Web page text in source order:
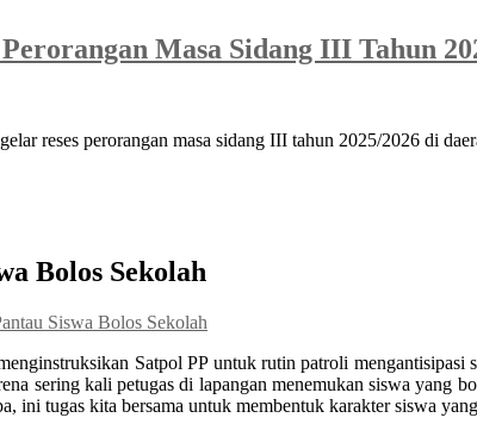
Masa Sidang III Tahun
reses perorangan masa sidang III tahun 2025/2026 di
Bolos Sekolah
Siswa Bolos Sekolah
Satpol PP untuk rutin patroli mengantisipasi
sering kali petugas di lapangan menemukan siswa yang
ini tugas kita bersama untuk membentuk karakter siswa